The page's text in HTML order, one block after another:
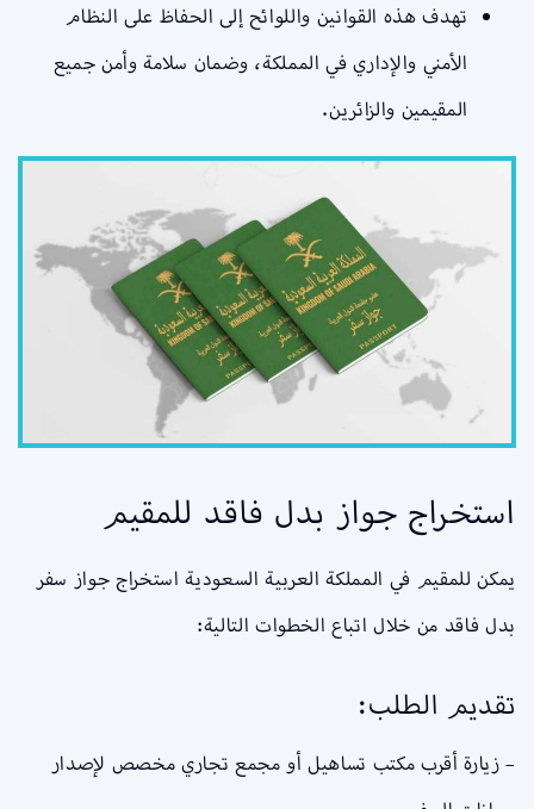
تهدف هذه القوانين واللوائح إلى الحفاظ على النظام
الأمني والإداري في المملكة، وضمان سلامة وأمن جميع
المقيمين والزائرين.
استخراج جواز بدل فاقد للمقيم
يمكن للمقيم في المملكة العربية السعودية استخراج جواز سفر
بدل فاقد من خلال اتباع الخطوات التالية:
تقديم الطلب:
– زيارة أقرب مكتب تساهيل أو مجمع تجاري مخصص لإصدار